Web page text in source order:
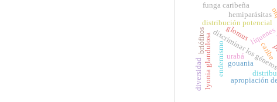
discriminar los
distribución potencial
caribe
endemismo
líquenes
apropiación
hemiparásitas
urabá
lyonia glandulosa
briófitos
funga caribeña
diversidad
glomus
gouania